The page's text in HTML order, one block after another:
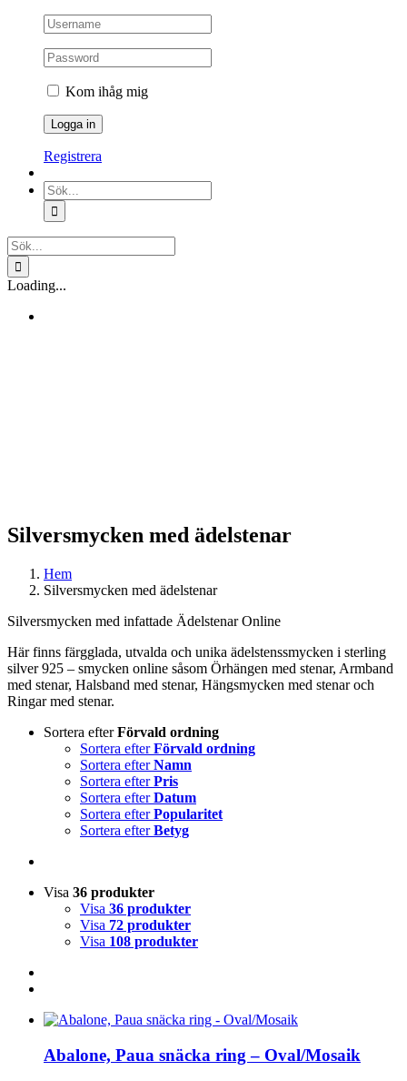
Kom ihåg mig
Registrera
Sök
efter:
Sök
efter:
Loading...
Silversmycken med ädelstenar
Hem
Silversmycken med ädelstenar
Silversmycken med infattade Ädelstenar Online
Här finns färgglada, utvalda och unika ädelstenssmycken i sterling
silver 925 – smycken online såsom Örhängen med stenar, Armband
med stenar, Halsband med stenar, Hängsmycken med stenar och
Ringar med stenar.
Sortera efterFörvald ordning
Sortera efterFörvald ordning
Sortera efterNamn
Sortera efterPris
Sortera efterDatum
Sortera efterPopularitet
Sortera efterBetyg
Visa 36 produkter
Visa 36 produkter
Visa 72 produkter
Visa 108 produkter
Abalone, Paua snäcka ring – Oval/Mosaik